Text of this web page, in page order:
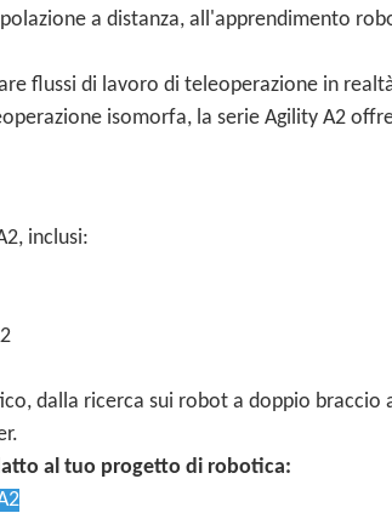
a distanza, all'apprendimento
flussi di lavoro di teleoperazione in
isomorfa, la serie Agility A2
inclusi:
dalla ricerca sui robot a doppio braccio
al tuo progetto di robotica: